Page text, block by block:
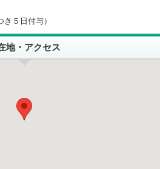
５日付与）
地・アクセス